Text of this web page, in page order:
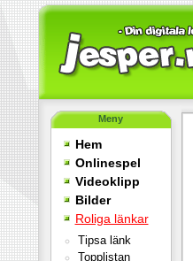
Meny
Hem
Onlinespel
Videoklipp
Bilder
Roliga länkar
Tipsa länk
Topplistan